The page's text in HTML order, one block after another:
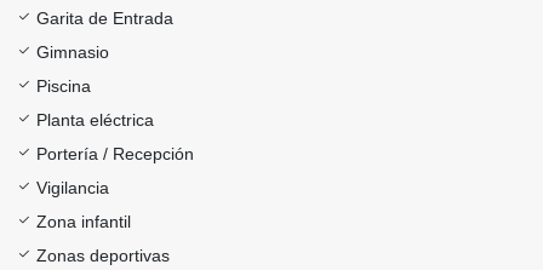
Garita de Entrada
Gimnasio
Piscina
Planta eléctrica
Portería / Recepción
Vigilancia
Zona infantil
Zonas deportivas